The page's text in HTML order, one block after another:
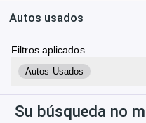
Autos usados
Filtros aplicados
Autos Usados
Su búsqueda no